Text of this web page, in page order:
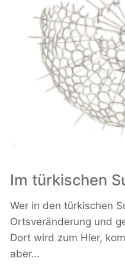
Im türkischen
Wer in den türkischen
Ortsveränderung und
Dort wird zum Hier,
aber…